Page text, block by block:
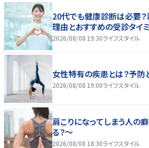
20代でも健康診断は必要？
理由とおすすめの受診タイ
2026/08/08 19:30ライフスタイル
女性特有の疾患とは？予防
2026/08/08 19:00ライフスタイル
肩こりになってしまう人の
る？～
2026/08/08 18:30ライフスタイル